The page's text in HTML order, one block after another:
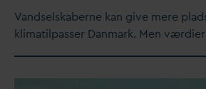
Vandselskaberne kan give mere
klimatilpasser Danmark. Men